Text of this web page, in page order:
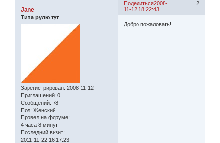
Поделиться 2
2008-
11-12 18:22:43
Jane
Типа рулю тут
Зарегистрирован: 2008-11-12
Приглашений: 0
Сообщений: 78
Пол: Женский
Провел на форуме:
4 часа 8 минут
Последний визит:
2011-11-22 16:17:23
Добро пожаловать!